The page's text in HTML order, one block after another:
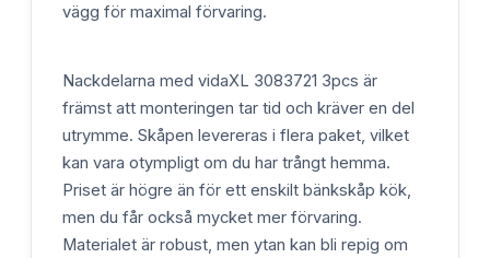
vägg för maximal förvaring.
Nackdelarna med vidaXL 3083721 3pcs är
främst att monteringen tar tid och kräver en del
utrymme. Skåpen levereras i flera paket, vilket
kan vara otympligt om du har trångt hemma.
Priset är högre än för ett enskilt bänkskåp kök,
men du får också mycket mer förvaring.
Materialet är robust, men ytan kan bli repig om